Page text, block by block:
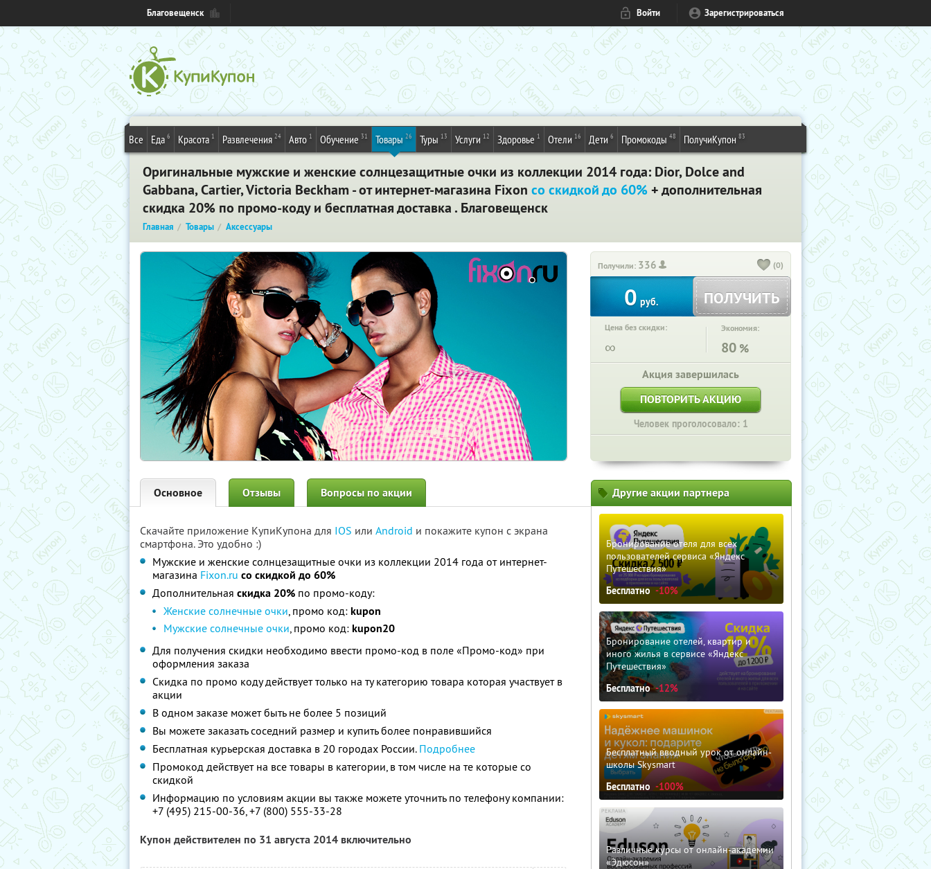
Благовещенск Войти Зарегистрироваться
Все Еда 6 Красота 1 Развлечения 24 Авто 1 Обучение 31 Товары 26 Туры 13 Услуги 12 Здоровье 1 Отели 16 Дети 6 Промокоды 48 ПолучиКупон 83
Оригинальные мужские и женские солнцезащитные очки из коллекции 2014 года: Dior, Dolce and
Gabbana, Cartier, Victoria Beckham - от интернет-магазина Fixon со скидкой до 60%+ дополнительная
скидка 20% по промо-коду и бесплатная доставка . Благовещенск
Главная Товары Аксессуары
Получили: 336 (0)
0 руб. ПОЛУЧИТЬ
Цена без скидки:
∞
Экономия:
80 %
Акция завершилась
ПОВТОРИТЬ АКЦИЮ
Человек проголосовало: 1
Основное Отзывы Вопросы по акции
Скачайте приложение КупиКупона для IOS или Android и покажите купон с экрана
смартфона. Это удобно :)
Мужские и женские солнцезащитные очки из коллекции 2014 года от интернет-
магазина Fixon.ru со скидкой до 60%
Дополнительная скидка 20% по промо-коду:
Женские солнечные очки, промо код: kupon
Мужские солнечные очки, промо код: kupon20
Для получения скидки необходимо ввести промо-код в поле «Промо-код» при
оформления заказа
Скидка по промо коду действует только на ту категорию товара которая участвует в
акции
В одном заказе может быть не более 5 позиций
Вы можете заказать соседний размер и купить более понравившийся
Бесплатная курьерская доставка в 20 городах России. Подробнее
Промокод действует на все товары в категории, в том числе на те которые со
скидкой
Информацию по условиям акции вы также можете уточнить по телефону компании:
+7 (495) 215-00-36, +7 (800) 555-33-28
Купон действителен по 31 августа 2014 включительно
Другие акции партнера
Бронирование отеля для всех
пользователей сервиса «Яндекс
Путешествия»
Бесплатно -10%
Бронирование отелей, квартир и
иного жилья в сервисе «Яндекс
Путешествия»
Бесплатно -12%
Бесплатный вводный урок от онлайн-
школы Skysmart
Бесплатно -100%
Различные курсы от онлайн-академии
«Эдюсон»